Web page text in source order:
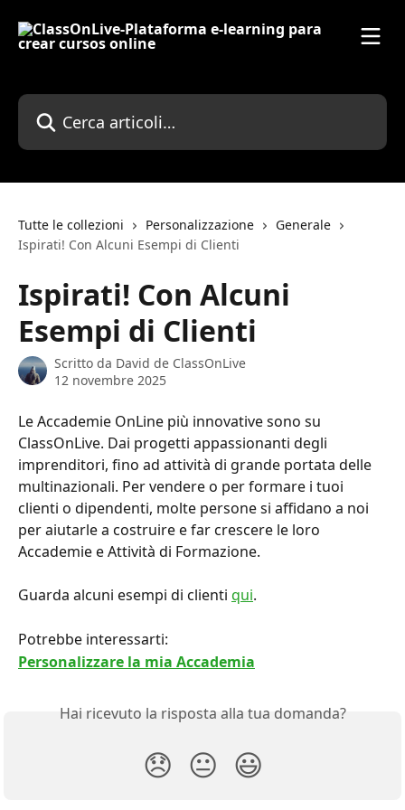
Cerca articoli…
Tutte le collezioni Personalizzazione
Generale
Ispirati! Con Alcuni Esempi di Clienti
Ispirati! Con Alcuni
Esempi di Clienti
Scritto da David de ClassOnLive
12 novembre 2025
Le Accademie OnLine più innovative sono su
ClassOnLive. Dai progetti appassionanti degli
imprenditori, fino ad attività di grande portata delle
multinazionali. Per vendere o per formare i tuoi
clienti o dipendenti, molte persone si affidano a noi
per aiutarle a costruire e far crescere le loro
Accademie e Attività di Formazione.
Guarda alcuni esempi di clienti qui.
Potrebbe interessarti:
Personalizzare la mia Accademia
Hai ricevuto la risposta alla tua domanda?
😞 😐 😃